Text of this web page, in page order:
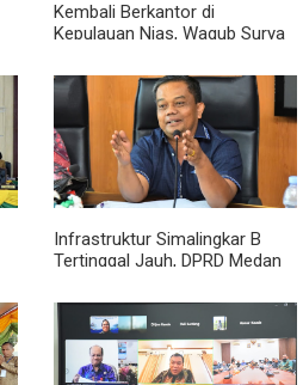
Kembali Berkantor di
Kepulauan Nias, Wagub Surya
Pemprov Sumut Berjalan
Sesuai Rencana
Infrastruktur Simalingkar B
Tertinggal Jauh, DPRD Medan
Khusus